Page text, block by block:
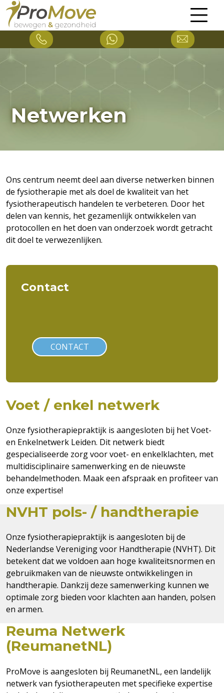
Netwerken
Ons centrum neemt deel aan diverse netwerken binnen
de fysiotherapie met als doel de kwaliteit van het
fysiotherapeutisch handelen te verbeteren. Door het
delen van kennis, het gezamenlijk ontwikkelen van
protocollen en het doen van onderzoek wordt getracht
dit doel te verwezenlijken.
Contact
CONTACT
Voet / enkel netwerk
Onze fysiotherapiepraktijk is aangesloten bij het Voet-
en Enkelnetwerk Leiden. Dit netwerk biedt
gespecialiseerde zorg voor voet- en enkelklachten, met
multidisciplinaire samenwerking en de nieuwste
behandelmethoden. Maak een afspraak en profiteer van
onze expertise!
NVHT pols- / handtherapie
Onze fysiotherapiepraktijk is aangesloten bij de
Nederlandse Vereniging voor Handtherapie (NVHT). Dit
betekent dat we voldoen aan hoge kwaliteitsnormen en
gebruikmaken van de nieuwste ontwikkelingen in
handtherapie. Dankzij deze samenwerking kunnen we
optimale zorg bieden voor klachten aan handen, polsen
en armen.
Reuma Netwerk
(ReumanetNL)
ProMove is aangesloten bij ReumanetNL, een landelijk
netwerk van fysiotherapeuten met specifieke expertise